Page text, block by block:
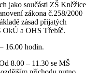
jako součásti ZŠ Kněžice
zákona č.258/2000
zásad přijatých
OkÚ a OHS Třebíč.
16.00 hodin.
8.00 – 11.30 se MŠ